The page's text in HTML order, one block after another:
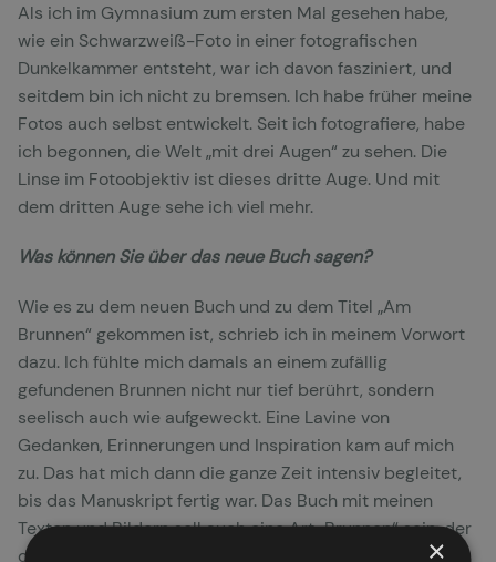
Als ich im Gymnasium zum ersten Mal gesehen habe,
wie ein Schwarzweiß-Foto in einer fotografischen
Dunkelkammer entsteht, war ich davon fasziniert, und
seitdem bin ich nicht zu bremsen. Ich habe früher meine
Fotos auch selbst entwickelt. Seit ich fotografiere, habe
ich begonnen, die Welt „mit drei Augen“ zu sehen. Die
Linse im Fotoobjektiv ist dieses dritte Auge. Und mit
dem dritten Auge sehe ich viel mehr.
Was können Sie über das neue Buch sagen?
Wie es zu dem neuen Buch und zu dem Titel „Am
Brunnen“ gekommen ist, schrieb ich in meinem Vorwort
dazu. Ich fühlte mich damals an einem zufällig
gefundenen Brunnen nicht nur tief berührt, sondern
seelisch auch wie aufgeweckt. Eine Lavine von
Gedanken, Erinnerungen und Inspiration kam auf mich
zu. Das hat mich dann die ganze Zeit intensiv begleitet,
bis das Manuskript fertig war. Das Buch mit meinen
Texten und Bildern soll auch eine Art „Brunnen“ sein, der
den Lesern Impulse schenkt, die sie in ihrer Spiritualität
×